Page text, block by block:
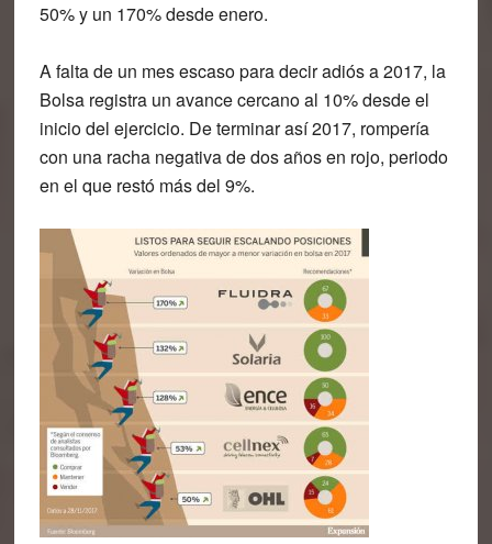
50% y un 170% desde enero.
A falta de un mes escaso para decir adiós a 2017, la
Bolsa registra un avance cercano al 10% desde el
inicio del ejercicio. De terminar así 2017, rompería
con una racha negativa de dos años en rojo, periodo
en el que restó más del 9%.